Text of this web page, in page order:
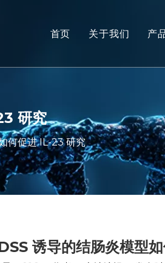
首页 关于我们 产
研究
何促进 IL-23 研究
诱导的结肠炎模型